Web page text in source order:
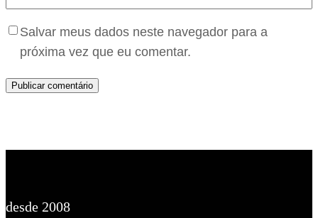
Salvar meus dados neste navegador para a
próxima vez que eu comentar.
desde 2008